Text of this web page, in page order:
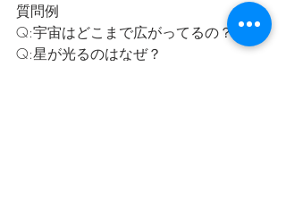
質問例
Q:宇宙はどこまで広がってるの？
Q:星が光るのはなぜ？